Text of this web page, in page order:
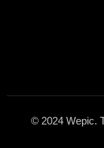
© 2024 Wepic.